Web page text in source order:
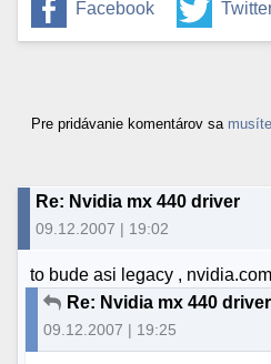
Facebook
Pre pridávanie komentárov sa
Re: Nvidia mx 440 driver
09.12.2007 | 19:02
to bude asi legacy , nvidia.com
Re: Nvidia mx 440 driver
09.12.2007 | 19:25